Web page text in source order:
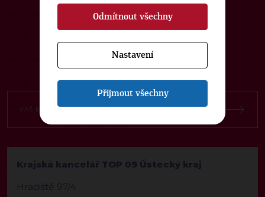
ODEBÍREJTE NÁŠ TOPOVÝ
NEWSLETTER
Krajská kancelář TOP 09 Ústecký kraj
Hradiště 97/4
Odmítnout všechny
Nastavení
Přijmout všechny